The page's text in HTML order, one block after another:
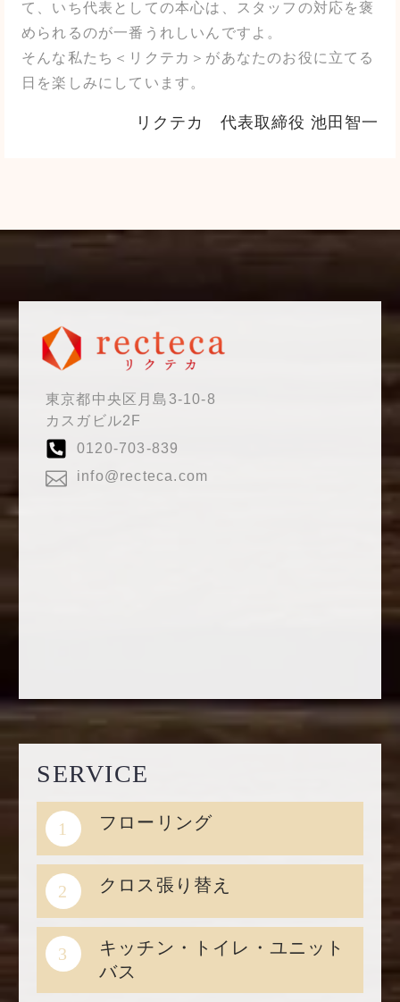
て、いち代表としての本心は、スタッフの対応を褒
められるのが一番うれしいんですよ。
そんな私たち＜リクテカ＞があなたのお役に立てる
日を楽しみにしています。
リクテカ 代表取締役 池田智一
東京都中央区月島3-10-8
カスガビル2F
0120-703-839
info@recteca.com
SERVICE
1 フローリング
2 クロス張り替え
3
キッチン・トイレ・ユニット
バス